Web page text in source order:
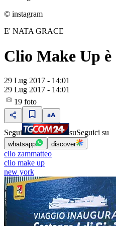
© instagram
E' NATA GRACE
Clio Make Up
29 Lug 2017 - 14:01
29 Lug 2017 - 14:01
19 foto
Segui suSeguici su
whatsapp discover
clio zammatteo
clio make up
new york